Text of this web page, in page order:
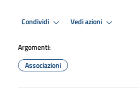
Condividi Vedi azioni
Argomenti:
Associazioni